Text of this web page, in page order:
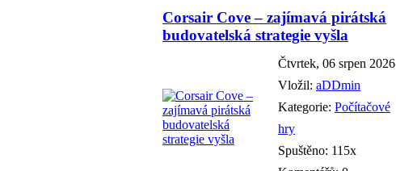
Corsair Cove – zajímavá pirátská
budovatelská strategie vyšla
Čtvrtek, 06 srpen 2026
Vložil: aDDmin
Kategorie: Počítačové
hry
Spuštěno: 115x